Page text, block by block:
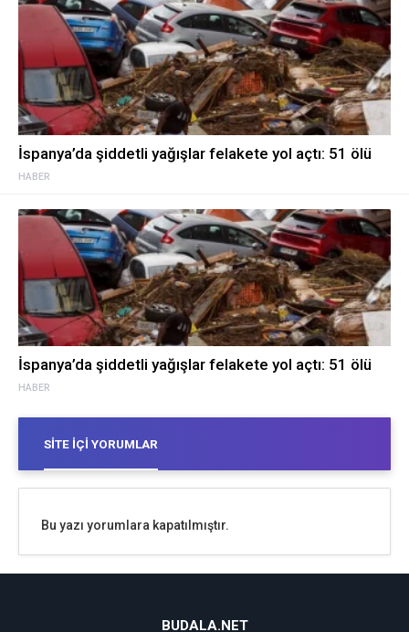
HABER
İspanya’da şiddetli yağışlar felakete yol açtı: 51 ölü
HABER
İspanya’da şiddetli yağışlar felakete yol açtı: 51 ölü
SITE İÇI YORUMLAR
Bu yazı yorumlara kapatılmıştır.
BUDALA.NET